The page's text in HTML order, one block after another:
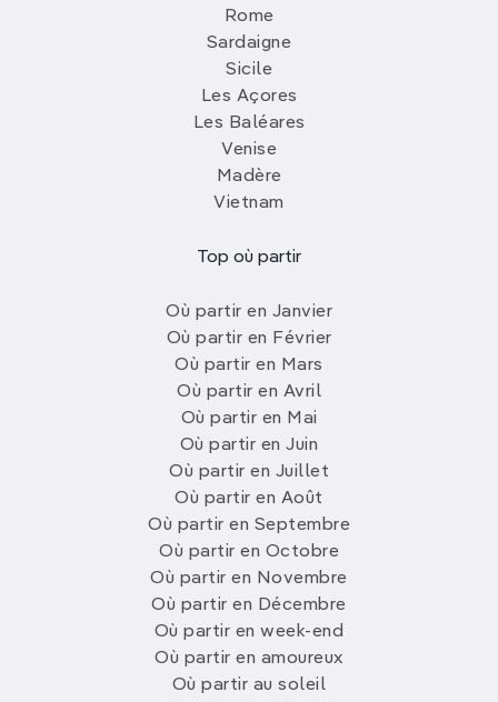
Rome
Sardaigne
Sicile
Les Açores
Les Baléares
Venise
Madère
Vietnam
Top où partir
Où partir en Janvier
Où partir en Février
Où partir en Mars
Où partir en Avril
Où partir en Mai
Où partir en Juin
Où partir en Juillet
Où partir en Août
Où partir en Septembre
Où partir en Octobre
Où partir en Novembre
Où partir en Décembre
Où partir en week-end
Où partir en amoureux
Où partir au soleil